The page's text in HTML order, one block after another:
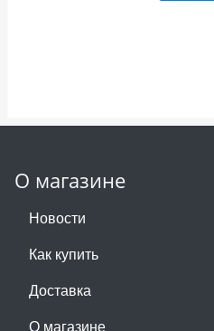
О магазине
Новости
Как купить
Доставка
О магазине